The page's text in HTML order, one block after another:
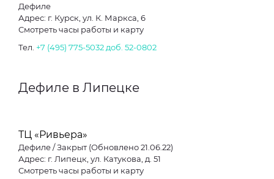
Дефиле
Адрес: г. Курск, ул. К. Маркса, 6
Смотреть часы работы и карту
Тел. +7 (495) 775-5032 доб. 52-0802
Дефиле в Липецке
ТЦ «Ривьера»
Дефиле / Закрыт (Обновлено 21.06.22)
Адрес: г. Липецк, ул. Катукова, д. 51
Смотреть часы работы и карту